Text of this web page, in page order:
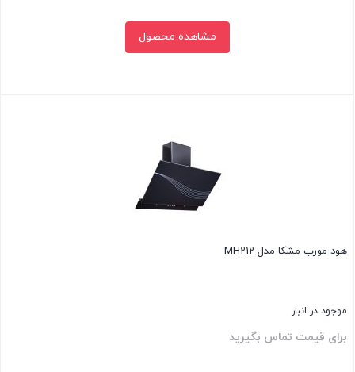
مشاهده محصول
هود مورب مشکا مدل MH212
موجود در انبار
برای قیمت تماس بگیرید